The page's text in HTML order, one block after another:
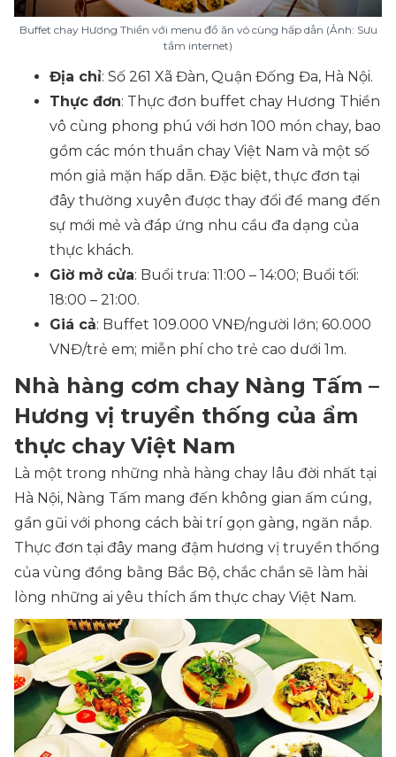
Buffet chay Hương Thiền với menu đồ ăn vô cùng hấp dẫn (Ảnh: Sưu
tầm internet)
Địa chỉ: Số 261 Xã Đàn, Quận Đống Đa, Hà Nội.
Thực đơn: Thực đơn buffet chay Hương Thiền
vô cùng phong phú với hơn 100 món chay, bao
gồm các món thuần chay Việt Nam và một số
món giả mặn hấp dẫn. Đặc biệt, thực đơn tại
đây thường xuyên được thay đổi để mang đến
sự mới mẻ và đáp ứng nhu cầu đa dạng của
thực khách.
Giờ mở cửa: Buổi trưa: 11:00 – 14:00; Buổi tối:
18:00 – 21:00.
Giá cả: Buffet 109.000 VNĐ/người lớn; 60.000
VNĐ/trẻ em; miễn phí cho trẻ cao dưới 1m.
Nhà hàng cơm chay Nàng Tấm –
Hương vị truyền thống của ẩm
thực chay Việt Nam
Là một trong những nhà hàng chay lâu đời nhất tại
Hà Nội, Nàng Tấm mang đến không gian ấm cúng,
gần gũi với phong cách bài trí gọn gàng, ngăn nắp.
Thực đơn tại đây mang đậm hương vị truyền thống
của vùng đồng bằng Bắc Bộ, chắc chắn sẽ làm hài
lòng những ai yêu thích ẩm thực chay Việt Nam.